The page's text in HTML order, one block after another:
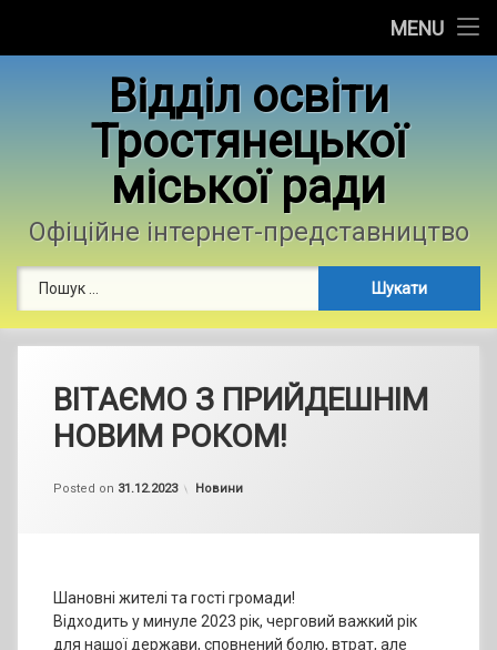
MENU
Контакти
Фотогалерея
Відділ освіти
Тростянецької
міської ради
Офіційне інтернет-представництво
ВІТАЄМО З ПРИЙДЕШНІМ
НОВИМ РОКОМ!
Posted on 31.12.2023
by
Categories:
Новини
Шановні жителі та гості громади!
Відходить у минуле 2023 рік, черговий важкий рік
для нашої держави, сповнений болю, втрат, але